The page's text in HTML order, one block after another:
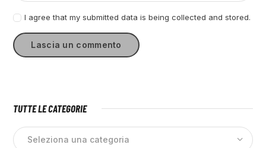
I agree that my submitted data is being collected and stored.
TUTTE LE CATEGORIE